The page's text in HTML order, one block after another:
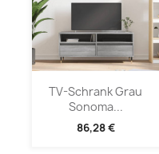
TV-Schrank Grau
Sonoma...
86,28 €